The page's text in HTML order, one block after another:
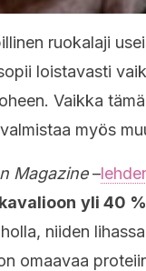
ruokalaji
loistavasti
Vaikka
myös
Magazine–
yli 40
niiden
omaavaa